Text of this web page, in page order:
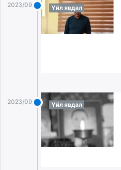
2023/09/13 Үйл явдал
2023/09/13 Үйл явдал